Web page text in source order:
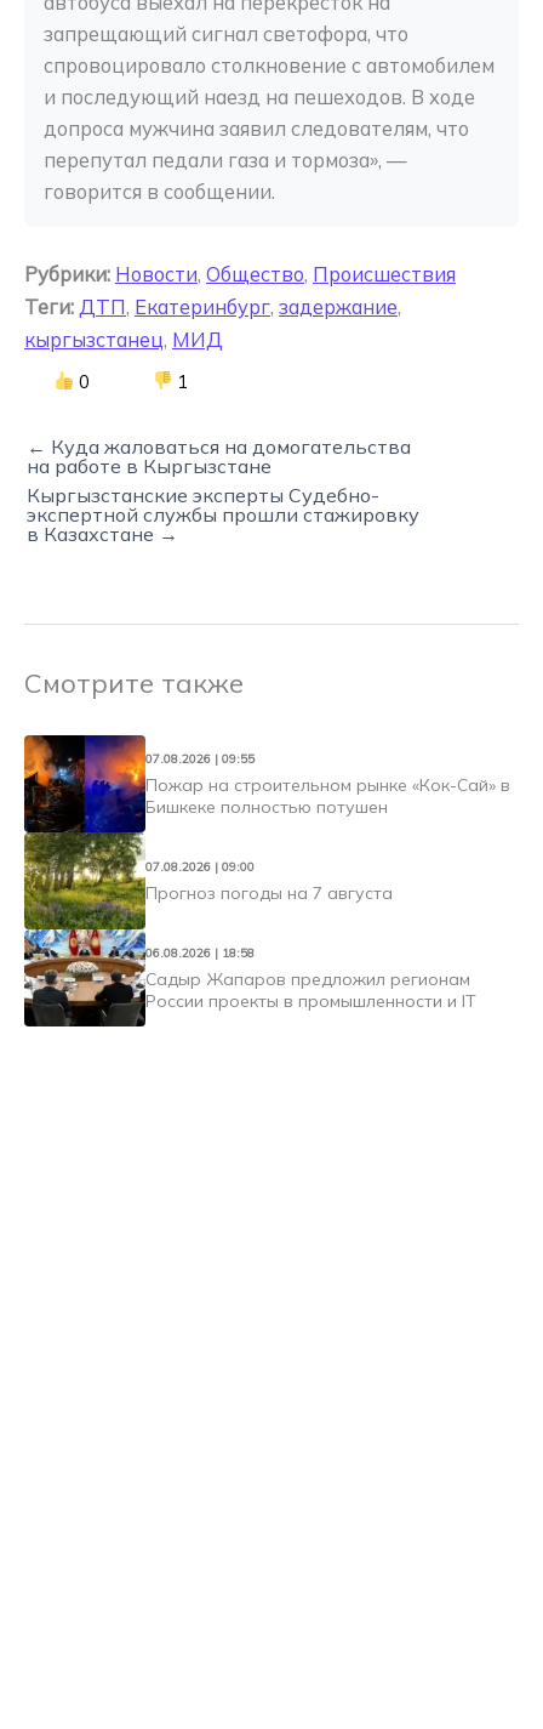
запрещающий сигнал светофора, что
спровоцировало столкновение с автомобилем
и последующий наезд на пешеходов. В ходе
допроса мужчина заявил следователям, что
перепутал педали газа и тормоза», —
говорится в сообщении.
Рубрики: Новости, Общество, Происшествия
Теги: ДТП, Екатеринбург, задержание,
кыргызстанец, МИД
0 1
← Куда жаловаться на домогательства
на работе в Кыргызстане
Кыргызстанские эксперты Судебно-
экспертной службы прошли стажировку
в Казахстане →
Смотрите также
07.08.2026 | 09:55
Пожар на строительном рынке «Кок-Сай» в
Бишкеке полностью потушен
07.08.2026 | 09:00
Прогноз погоды на 7 августа
06.08.2026 | 18:58
Садыр Жапаров предложил регионам
России проекты в промышленности и IT